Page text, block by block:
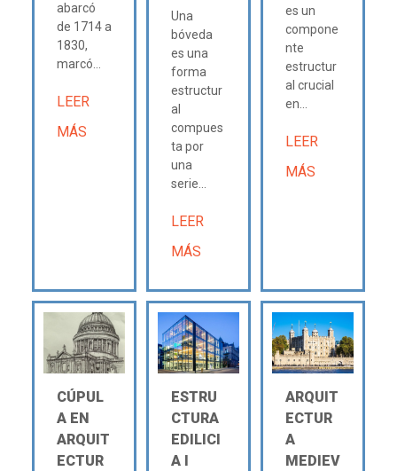
abarcó
de 1714 a
1830,
marcó...
LEER
MÁS
Una
bóveda
es una
forma
estructur
al
compues
ta por
una
serie...
LEER
MÁS
es un
compone
nte
estructur
al crucial
en...
LEER
MÁS
CÚPUL
A EN
ARQUIT
ECTUR
ESTRU
CTURA
EDILICI
A Ι
ARQUIT
ECTUR
A
MEDIEV